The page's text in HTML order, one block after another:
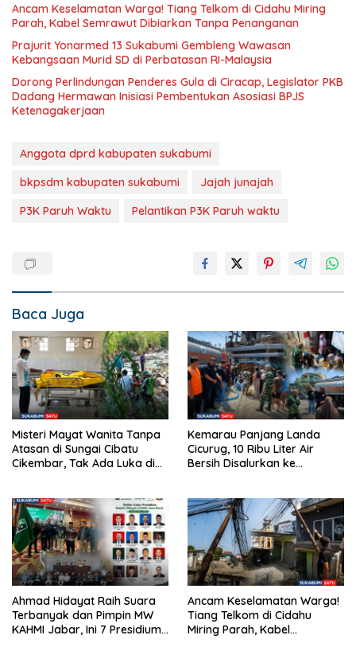
Ancam Keselamatan Warga! Tiang Telkom di Cidahu Miring
Parah, Kabel Semrawut Dibiarkan Tanpa Penanganan
Prajurit Yonarmed 13 Sukabumi Gembleng Wawasan
Kebangsaan Murid SD di Perbatasan RI-Malaysia
Dorong Perlindungan Penderes Gula di Ciracap, Legislator PKB
Dadang Hermawan Inisiasi Pembentukan Asosiasi BPJS
Ketenagakerjaan
Anggota dprd kabupaten sukabumi
bkpsdm kabupaten sukabumi
Jajah junajah
P3K Paruh Waktu
Pelantikan P3K Paruh waktu
Baca Juga
Misteri Mayat Wanita Tanpa
Atasan di Sungai Cibatu
Cikembar, Tak Ada Luka di
Kemarau Panjang Landa
Cicurug, 10 Ribu Liter Air
Bersih Disalurkan ke
Ahmad Hidayat Raih Suara
Terbanyak dan Pimpin MW
KAHMI Jabar, Ini 7 Presidium
Ancam Keselamatan Warga!
Tiang Telkom di Cidahu
Miring Parah, Kabel